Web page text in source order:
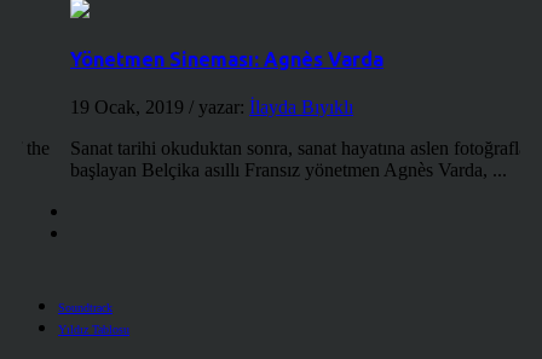
of the
Yönetmen Sineması: Agnès Varda
19 Ocak, 2019 / yazar: İlayda Bıyıklı
Sanat tarihi okuduktan sonra, sanat hayatına aslen fotoğrafla
başlayan Belçika asıllı Fransız yönetmen Agnès Varda, ...
Soundtrack
Yıldız Tablosu